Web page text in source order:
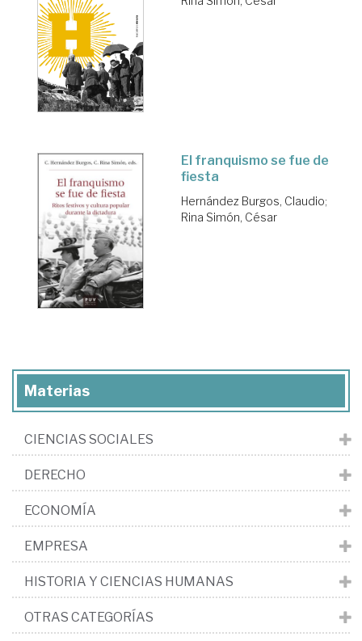
El franquismo se fue de
fiesta
Hernández Burgos, Claudio;
Rina Simón, César
Materias
CIENCIAS SOCIALES
DERECHO
ECONOMÍA
EMPRESA
HISTORIA Y CIENCIAS HUMANAS
OTRAS CATEGORÍAS